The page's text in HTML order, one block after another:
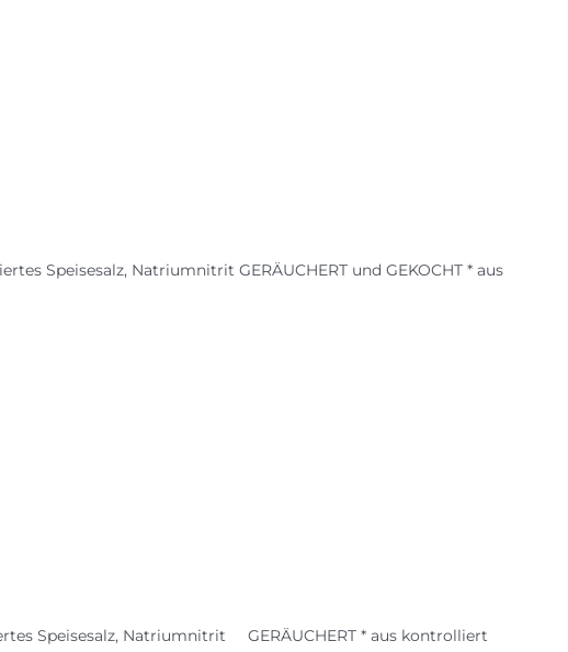
Speisesalz, Natriumnitrit GERÄUCHERT und GEKOCHT * aus
Speisesalz, Natriumnitrit GERÄUCHERT * aus kontrolliert